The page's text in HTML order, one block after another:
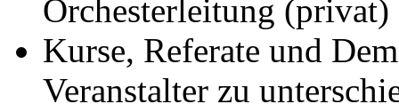
Orchesterleitung (privat)
Kurse, Referate und
Veranstalter zu